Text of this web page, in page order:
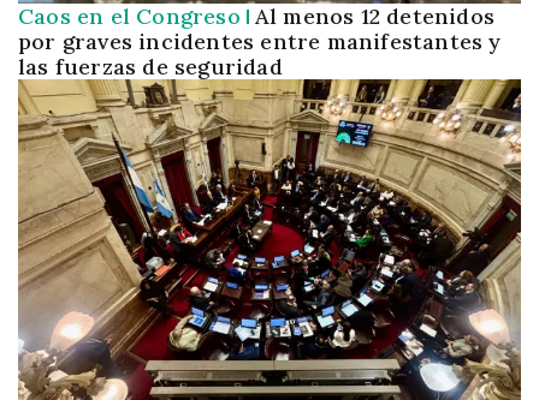
Caos en el Congreso Al menos 12 detenidos
por graves incidentes entre manifestantes y
las fuerzas de seguridad